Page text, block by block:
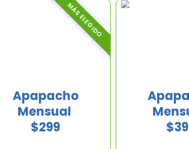
Apapacho
Mensual
$299
MÁS ELEGIDO